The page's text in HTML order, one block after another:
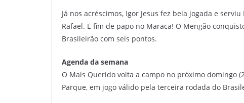
Já nos acréscimos, Igor Jesus fez bela jogada e
Rafael. E fim de papo no Maraca! O Mengão
Brasileirão com seis pontos.
Agenda da semana
O Mais Querido volta a campo no próximo domingo
Parque, em jogo válido pela terceira rodada do